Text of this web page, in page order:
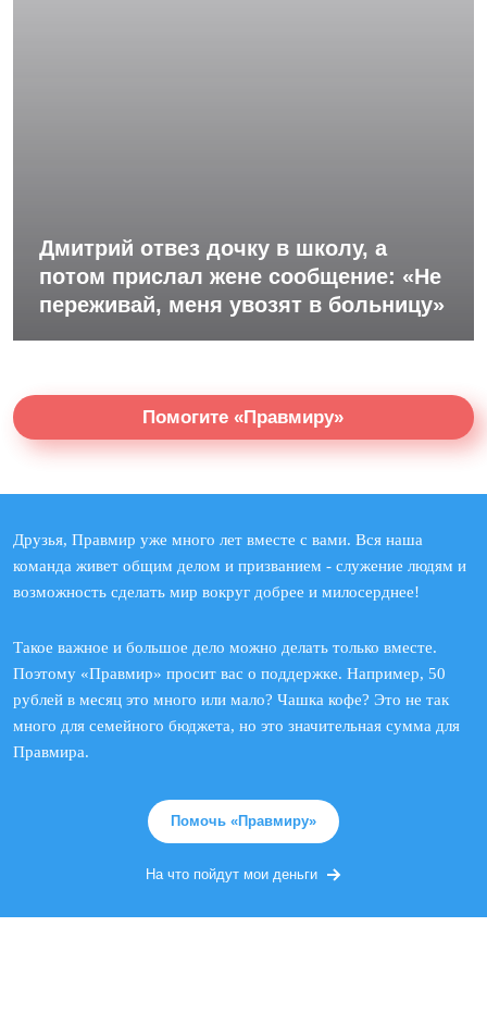
Дмитрий отвез дочку в школу, а
потом прислал жене сообщение: «Не
переживай, меня увозят в больницу»
Помогите «Правмиру»
Друзья, Правмир уже много лет вместе с вами. Вся наша
команда живет общим делом и призванием - служение людям и
возможность сделать мир вокруг добрее и милосерднее!
Такое важное и большое дело можно делать только вместе.
Поэтому «Правмир» просит вас о поддержке. Например, 50
рублей в месяц это много или мало? Чашка кофе? Это не так
много для семейного бюджета, но это значительная сумма для
Правмира.
Помочь «Правмиру»
На что пойдут мои деньги